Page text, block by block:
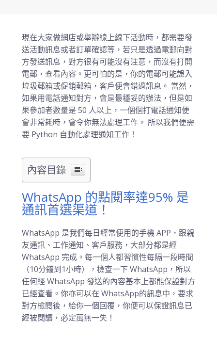
現在大家做網店或舉辦線上線下活動時，都需要發
送活動訊息或者訂單確認等，若只是透過電郵向對
方發送訊息，對方很有可能沒有注意，而沒有打開
電郵，查看內容。更可怕的是，你的電郵可能誤入
垃圾郵箱或促銷郵箱，客戶便會錯過訊息。 當然，
如果用電話通知對方，會是最穩妥的辦法，但是如
果參加者數量是 50 人以上，一個個打電話通知便
會非常耗時，會令你無法處理工作。 所以我們便需
要 Python 自動化處理通知工作！
內容目錄
WhatsApp 的點閱率達95% 是
通訊首選渠道！
WhatsApp 是我們每日經常便用的手機 APP，跟親
友通訊、工作通知、客戶服務，大部分都是經
WhatsApp 完成。每一個人都習慣性每隔一段時間
（10分鐘到1小時），檢查一下 WhatsApp，所以
任何經 WhatsApp 發送的內容基本上都能保證對方
已經查看。你亦可以在 WhatsApp的訊息中，要求
對方檢閱後，給你一個回覆，你便可以保證訊息已
經被閱讀，必定萬無一失！